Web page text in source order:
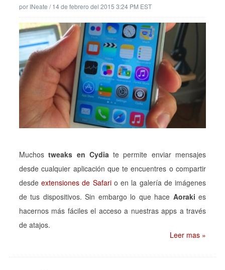
por INeate /14 de febrero del 2015 3:24 PM EST
Muchostweaks en Cydiate permite enviar mensajes
desde cualquier aplicación que te encuentres o compartir
desdeextensiones de Safario en la galería de imágenes
de tus dispositivos. Sin embargo lo que hace Aoraki es
hacernos más fáciles el acceso a nuestras apps a través
de atajos.
Leer mas »